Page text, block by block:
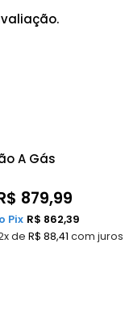
A Gás
879,99
de R$ 88,41 com juros
Pix R$ 862,39